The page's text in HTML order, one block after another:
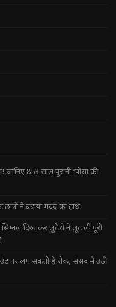
853 साल पुरानी ‘पीसा की
ने बढ़ाया मदद का हाथ
दिखाकर लुटेरों ने लूट ली पूरी
पर लग सकती है रोक, संसद में उठी